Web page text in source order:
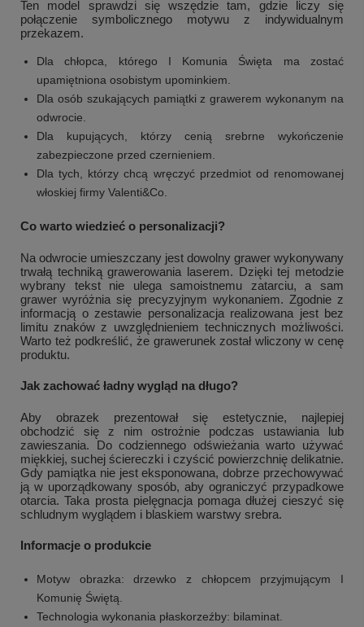
+1
Zobacz więcej
Ten model sprawdzi się wszędzie tam, gdzie liczy się
połączenie symbolicznego motywu z indywidualnym
przekazem.
Dla chłopca, którego I Komunia Święta ma zostać
upamiętniona osobistym upominkiem.
Dla osób szukających pamiątki z grawerem wykonanym na
odwrocie.
Dla kupujących, którzy cenią srebrne wykończenie
zabezpieczone przed czernieniem.
Dla tych, którzy chcą wręczyć przedmiot od renomowanej
włoskiej firmy Valenti&Co.
Co warto wiedzieć o personalizacji?
Na odwrocie umieszczany jest dowolny grawer wykonywany
trwałą techniką grawerowania laserem. Dzięki tej metodzie
wybrany tekst nie ulega samoistnemu zatarciu, a sam
grawer wyróżnia się precyzyjnym wykonaniem. Zgodnie z
informacją o zestawie personalizacja realizowana jest bez
limitu znaków z uwzględnieniem technicznych możliwości.
Warto też podkreślić, że grawerunek został wliczony w cenę
produktu.
Jak zachować ładny wygląd na długo?
Aby obrazek prezentował się estetycznie, najlepiej
obchodzić się z nim ostrożnie podczas ustawiania lub
zawieszania. Do codziennego odświeżania warto używać
miękkiej, suchej ściereczki i czyścić powierzchnię delikatnie.
Gdy pamiątka nie jest eksponowana, dobrze przechowywać
ją w uporządkowany sposób, aby ograniczyć przypadkowe
otarcia. Taka prosta pielęgnacja pomaga dłużej cieszyć się
schludnym wyglądem i blaskiem warstwy srebra.
Informacje o produkcie
Motyw obrazka: drzewko z chłopcem przyjmującym I
Komunię Świętą.
Technologia wykonania płaskorzeźby: bilaminat.